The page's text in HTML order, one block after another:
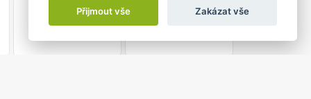
Přijmout vše Zakázat vše